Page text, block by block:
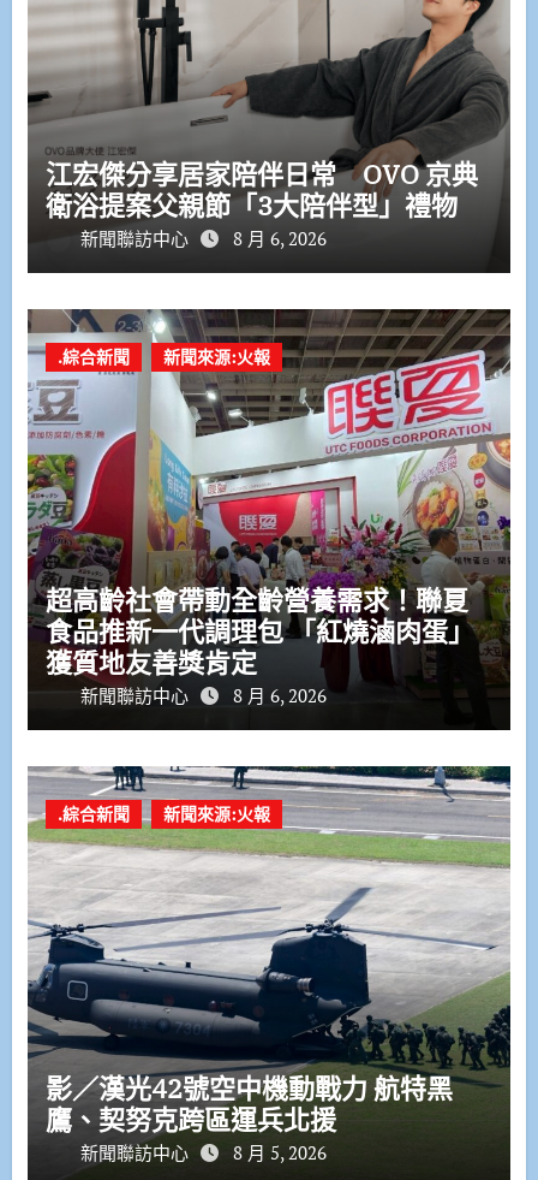
江宏傑分享居家陪伴日常 OVO 京典
衛浴提案父親節「3大陪伴型」禮物
新聞聯訪中心 8 月 6, 2026
.綜合新聞 新聞來源:火報
超高齡社會帶動全齡營養需求！聯夏
食品推新一代調理包 「紅燒滷肉蛋」
獲質地友善獎肯定
新聞聯訪中心 8 月 6, 2026
.綜合新聞 新聞來源:火報
影／漢光42號空中機動戰力 航特黑
鷹、契努克跨區運兵北援
新聞聯訪中心 8 月 5, 2026